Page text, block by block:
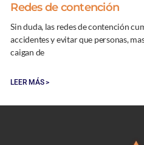
Redes de contención
Sin duda, las redes de contención
accidentes y evitar que personas,
caigan de
LEER MÁS >